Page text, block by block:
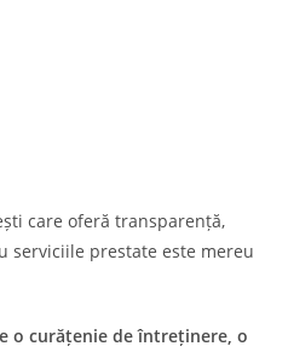
care oferă transparență,
serviciile prestate este mereu
o curățenie de întreținere, o